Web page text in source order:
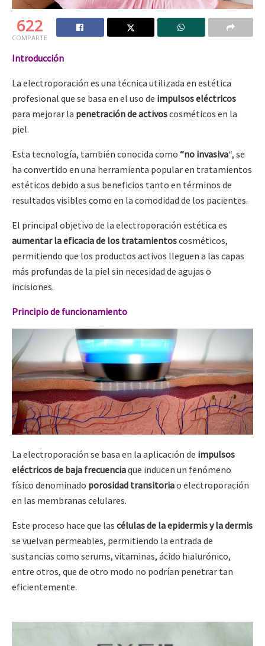
622
COMPARTE
Introducción
La electroporación es una técnica utilizada en estética
profesional que se basa en el uso de impulsos eléctricos
para mejorar la penetración de activoscosméticos en la
piel.
Esta tecnología, también conocida como “no invasiva“, se
ha convertido en una herramienta popular en tratamientos
estéticos debido a sus beneficios tanto en términos de
resultados visibles como en la comodidad de los pacientes.
El principal objetivo de la electroporación estética es
aumentar la eficacia de los tratamientoscosméticos,
permitiendo que los productos activos lleguen a las capas
más profundas de la piel sin necesidad de agujas o
incisiones.
Principio de funcionamiento
La electroporación se basa en la aplicación de impulsos
eléctricos de baja frecuenciaque inducen un fenómeno
físico denominado porosidad transitoriao electroporación
en las membranas celulares.
Este proceso hace que las células de la epidermis y la dermis
se vuelvan permeables, permitiendo la entrada de
sustancias como serums, vitaminas, ácido hialurónico,
entre otros, que de otro modo no podrían penetrar tan
eficientemente.